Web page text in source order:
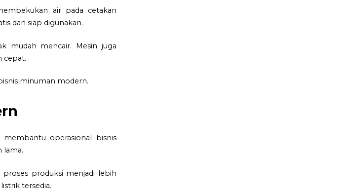
air pada cetakan
dan siap digunakan.
mudah mencair. Mesin juga
cepat.
minuman modern.
operasional bisnis
lama.
produksi menjadi lebih
tersedia.